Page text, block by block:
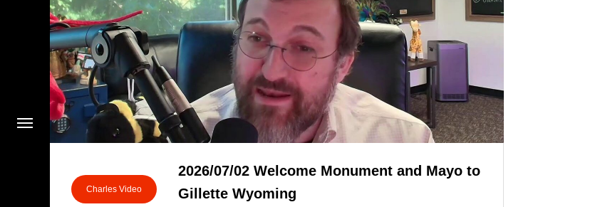
Charles Video
2026/07/02 Welcome Monument and Mayo to
Gillette Wyoming